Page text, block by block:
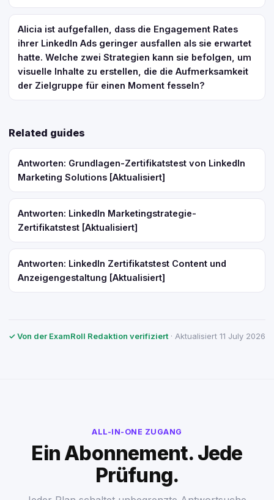
Alicia ist aufgefallen, dass die Engagement Rates
ihrer LinkedIn Ads geringer ausfallen als sie erwartet
hatte. Welche zwei Strategien kann sie befolgen, um
visuelle Inhalte zu erstellen, die die Aufmerksamkeit
der Zielgruppe für einen Moment fesseln?
Related guides
Antworten: Grundlagen-Zertifikatstest von LinkedIn
Marketing Solutions [Aktualisiert]
Antworten: LinkedIn Marketingstrategie-
Zertifikatstest [Aktualisiert]
Antworten: LinkedIn Zertifikatstest Content und
Anzeigengestaltung [Aktualisiert]
✓ Von der ExamRoll Redaktion verifiziert · Aktualisiert 11 July 2026
ALL-IN-ONE ZUGANG
Ein Abonnement. Jede
Prüfung.